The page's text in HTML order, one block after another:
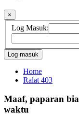
×
Log Masuk:
Home
Ralat 403
Maaf, paparan
waktu